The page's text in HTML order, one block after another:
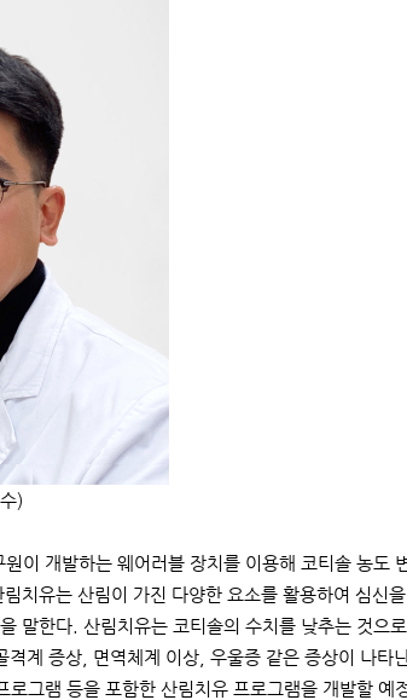
)
이 개발하는 웨어러블 장치를 이용해 코티솔 농도
치유는 산림이 가진 다양한 요소를 활용하여 심신
말한다. 산림치유는 코티솔의 수치를 낮추는 것으
계 증상, 면역체계 이상, 우울증 같은 증상이 나타
그램 등을 포함한 산림치유 프로그램을 개발할 예